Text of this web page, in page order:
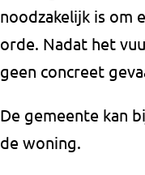
noodzakelijk is om
orde. Nadat het
geen concreet
De gemeente kan
de woning.